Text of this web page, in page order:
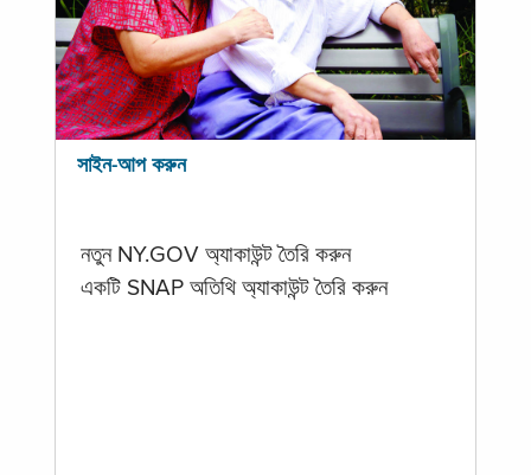
সাইন-আপ করুন
নতুন NY.GOV অ্যাকাউন্ট তৈরি করুন
একটি SNAP অতিথি অ্যাকাউন্ট তৈরি করুন